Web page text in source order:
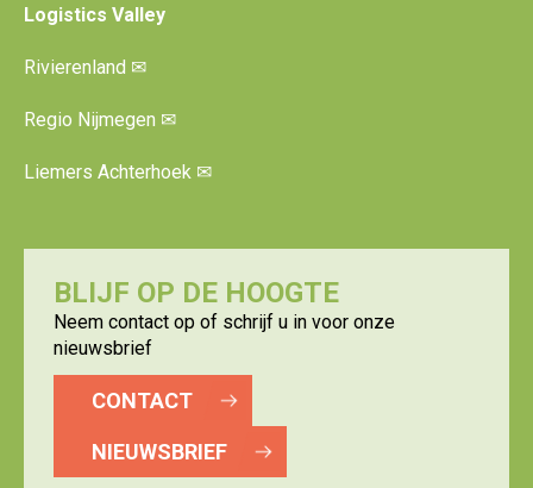
Logistics Valley
Rivierenland ✉
Regio Nijmegen ✉
Liemers Achterhoek ✉
BLIJF OP DE HOOGTE
Neem contact op of schrijf u in voor onze
nieuwsbrief
CONTACT
NIEUWSBRIEF